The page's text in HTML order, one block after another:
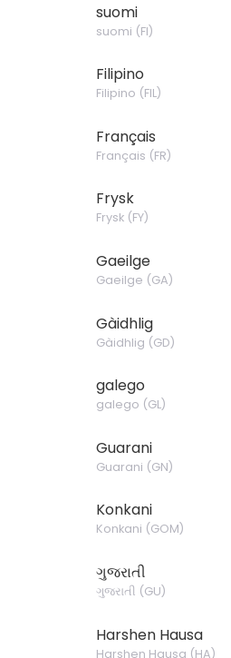
suomi
suomi (FI)
Filipino
Filipino (FIL)
Français
Français (FR)
Frysk
Frysk(FY)
Gaeilge
Gaeilge (GA)
Gàidhlig
Gàidhlig (GD)
galego
galego (GL)
Guarani
Guarani (GN)
Konkani
Konkani (GOM)
ગુજરાતી
ગુજરાતી (GU)
Harshen Hausa
Harshen Hausa (HA)